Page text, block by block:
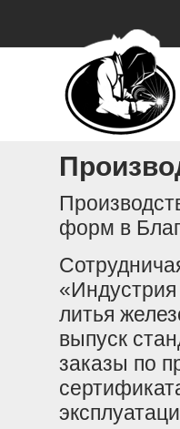
форм в
литья
выпуск
заказы по